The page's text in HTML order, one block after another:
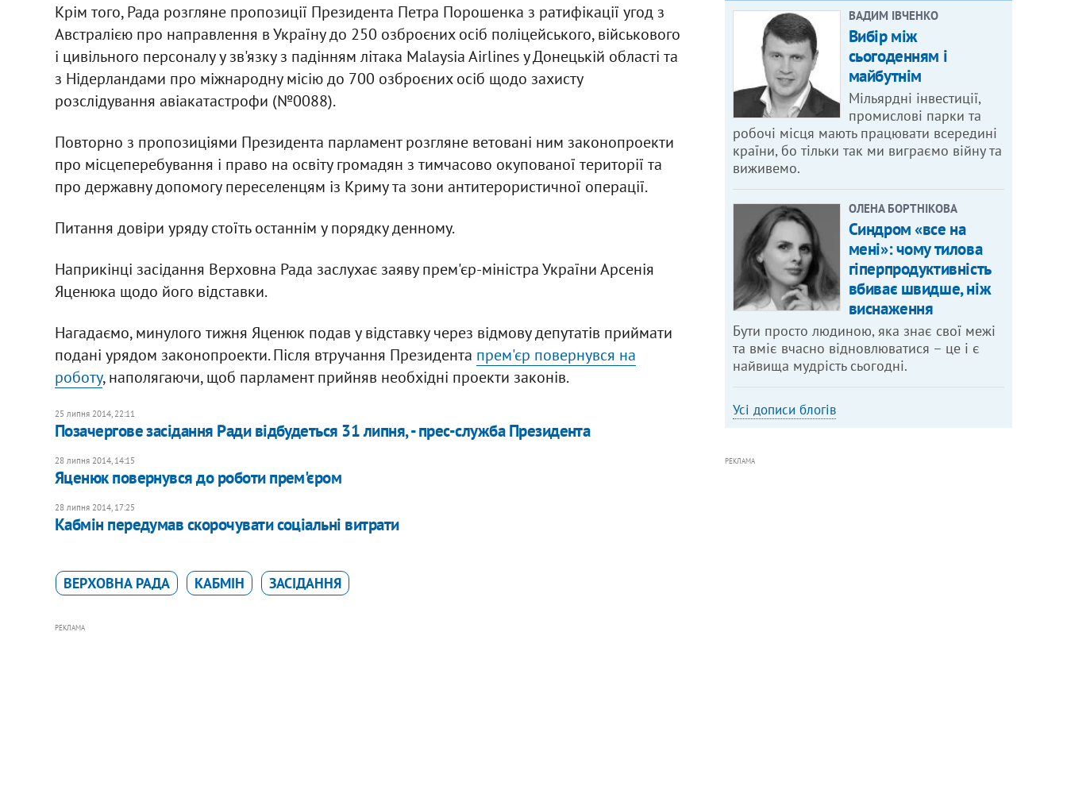
Крім того, Рада розгляне пропозиції Президента Петра Порошенка з ратифікації угод з
Австралією про направлення в Україну до 250 озброєних осіб поліцейського, військового
і цивільного персоналу у зв'язку з падінням літака Malaysia Airlines у Донецькій області та
з Нідерландами про міжнародну місію до 700 озброєних осіб щодо захисту
розслідування авіакатастрофи (№0088).
Повторно з пропозиціями Президента парламент розгляне ветовані ним законопроекти
про місцеперебування і право на освіту громадян з тимчасово окупованої території та
про державну допомогу переселенцям із Криму та зони антитерористичної операції.
Питання довіри уряду стоїть останнім у порядку денному.
Наприкінці засідання Верховна Рада заслухає заяву прем'єр-міністра України Арсенія
Яценюка щодо його відставки.
Нагадаємо, минулого тижня Яценюк подав у відставку через відмову депутатів приймати
подані урядом законопроекти. Після втручання Президента прем'єр повернувся на
роботу, наполягаючи, щоб парламент прийняв необхідні проекти законів.
25 липня 2014, 22:11
Позачергове засідання Ради відбудеться 31 липня, - прес-служба Президента
28 липня 2014, 14:15
Яценюк повернувся до роботи прем'єром
28 липня 2014, 17:25
Кабмін передумав скорочувати соціальні витрати
ВЕРХОВНА РАДА КАБМІН ЗАСІДАННЯ
РЕКЛАМА
ВАДИМ ІВЧЕНКО
Вибір між
сьогоденням і
майбутнім
Мільярдні інвестиції,
промислові парки та
робочі місця мають працювати всередині
країни, бо тільки так ми виграємо війну та
виживемо.
ОЛЕНА БОРТНІКОВА
Синдром «все на
мені»: чому тилова
гіперпродуктивність
вбиває швидше, ніж
виснаження
Бути просто людиною, яка знає свої межі
та вміє вчасно відновлюватися – це і є
найвища мудрість сьогодні.
Усі дописи блогів
РЕКЛАМА